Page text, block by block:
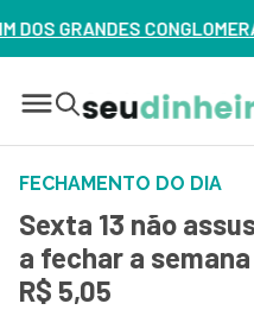
NO BRASIL? VEJA
FECHAMENTO DO DIA
Sexta 13 não
a fechar a
R$ 5,05